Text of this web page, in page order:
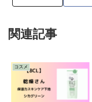
関連記事
コスメ